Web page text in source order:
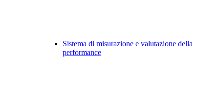
Sistema di misurazione e valutazione della
performance